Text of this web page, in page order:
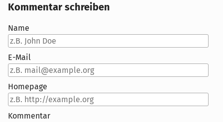
Kommentar schreiben
Name
E-Mail
Homepage
Kommentar